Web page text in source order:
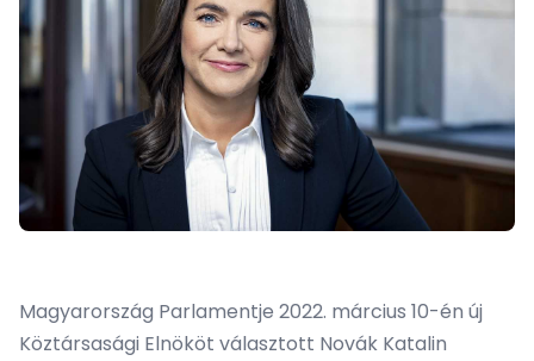
Magyarország Parlamentje 2022. március 10-én új
Köztársasági Elnököt választott Novák Katalin